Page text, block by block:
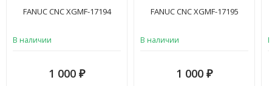
FANUC CNC XGMF-17194
В наличии
1 000 ₽
FANUC CNC XGMF-17195
В наличии
1 000 ₽